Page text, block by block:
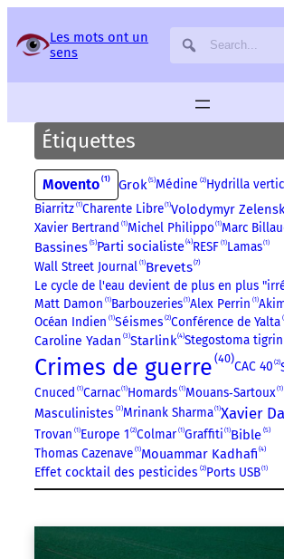
Les mots ont un
sens
Étiquettes
Movento 1 Grok 5 Médine 2 Hydrilla
Biarritz 1 Charente Libre 1 Volodymyr
Xavier Bertrand 1 Michel Philippo 1 Marc
Bassines 5 Parti socialiste 4 RESF 1 Lamas 1
Wall Street Journal 1 Brevets 7
Le cycle de l'eau devient de plus en plus
Matt Damon 1 Barbouzeries 1 Alex Perrin 1
Océan Indien 1 Séismes 2 Conférence de Yalta
Caroline Yadan 3 Starlink 4 Stegostoma
Crimes de guerre 40
CAC 40 2
Cnuced 1 Carnac 1 Homards 1 Mouans‑Sartoux 1
Masculinistes 3 Mrinank Sharma 1 Xavier
Trovan 1 Europe 1 2 Colmar 1 Graffiti 1 Bible 5
Thomas Cazenave 1 Mouammar Kadhafi 4
Effet cocktail des pesticides 2 Ports USB 1
Panneau de gestion des services